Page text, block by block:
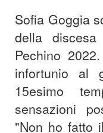
Sofia Goggia
della
Pechino
infortunio al
15esimo
sensazioni
"Non ho fatto